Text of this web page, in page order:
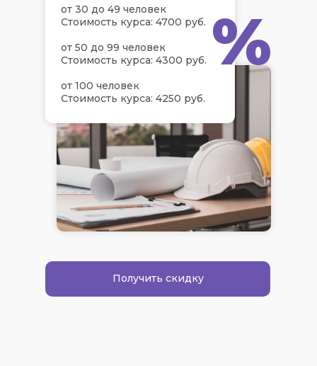
от 30 до 49 человек
Стоимость курса: 4700 руб.
от 50 до 99 человек
Стоимость курса: 4300 руб.
от 100 человек
Стоимость курса: 4250 руб.
Получить скидку
%